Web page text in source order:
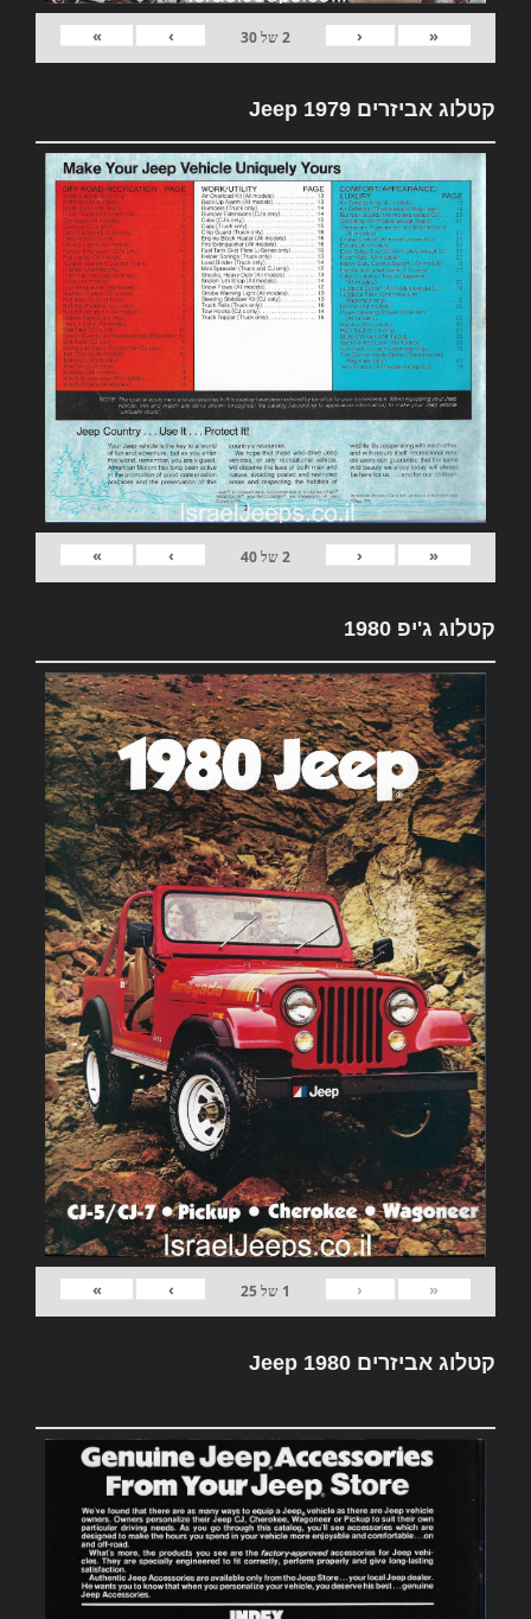
«
‹
2של30
›
»
קטלוג אביזרים 1979 Jeep
«
‹
2של40
›
»
קטלוג ג'יפ 1980
«
‹
1 של25
›
»
קטלוג אביזרים Jeep 1980